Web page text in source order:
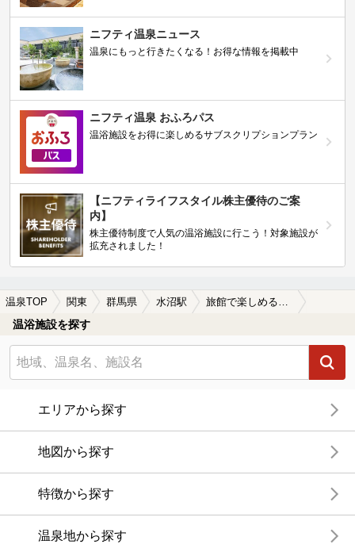
ニフティ温泉ニュース
温泉にもっと行きたくなる！お得な情報を掲載中
ニフティ温泉 おふろパス
温浴施設をお得に楽しめるサブスクリプションプラン
【ニフティライフスタイル株主優待のご案
内】
株主優待制度で人気の温浴施設に行こう！対象施設が
拡充されました！
温泉TOP 関東 群馬県 水沼駅 旅館で楽しめる水沼駅近くの温泉、日帰り温泉、スーパー銭湯おすすめ
温浴施設を探す
エリアから探す
地図から探す
特徴から探す
温泉地から探す